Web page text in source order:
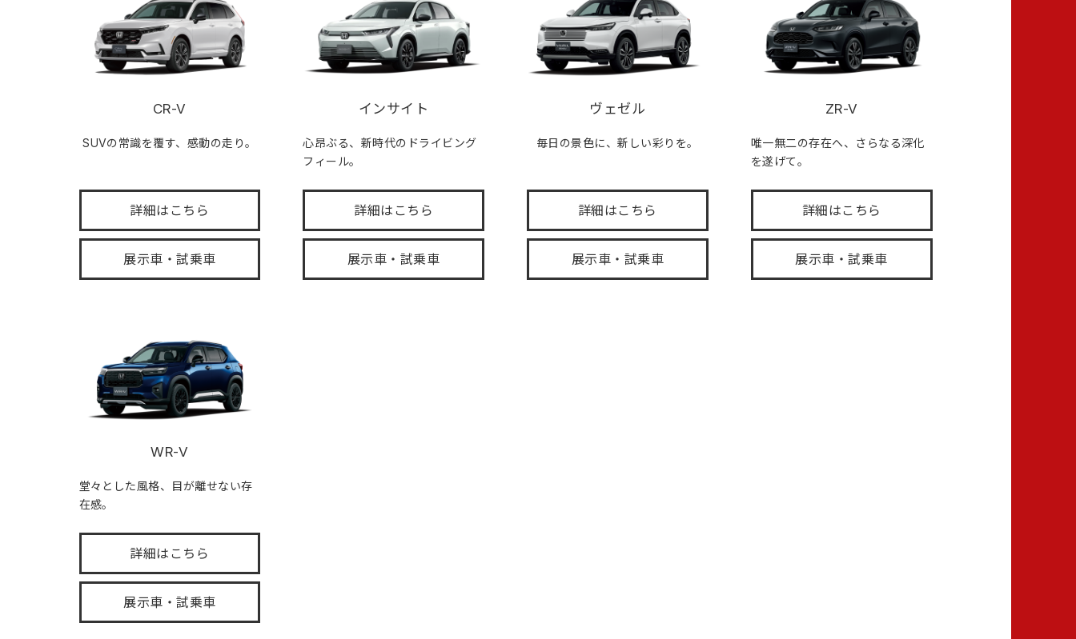
CR-V
SUVの常識を覆す、感動の走り。
詳細はこちら
展示車・試乗車
インサイト
心昂ぶる、新時代のドライビング
フィール。
詳細はこちら
展示車・試乗車
ヴェゼル
毎日の景色に、新しい彩りを。
詳細はこちら
展示車・試乗車
ZR-V
唯一無二の存在へ、さらなる深化
を遂げて。
詳細はこちら
展示車・試乗車
WR-V
堂々とした風格、目が離せない存
在感。
詳細はこちら
展示車・試乗車